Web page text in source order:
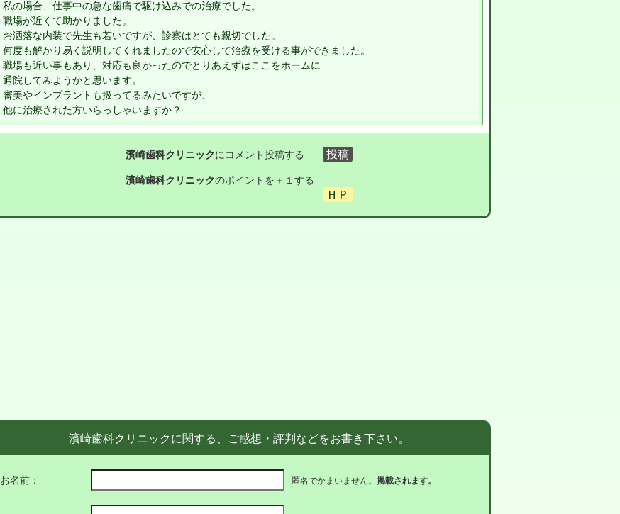
私の場合、仕事中の急な歯痛で駆け込みでの治療でした。
職場が近くて助かりました。
お洒落な内装で先生も若いですが、診察はとても親切でした。
何度も解かり易く説明してくれましたので安心して治療を受ける事ができました。
職場も近い事もあり、対応も良かったのでとりあえずはここをホームに
通院してみようかと思います。
審美やインプラントも扱ってるみたいですが、
他に治療された方いらっしゃいますか？
濱崎歯科クリニックにコメント投稿する
濱崎歯科クリニックのポイントを＋１する
濱崎歯科クリニックに関する、ご感想・評判などをお書き下さい。
お名前： 匿名でかまいません。 掲載されます。